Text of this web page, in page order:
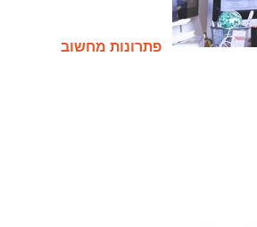
פתרונות מחשוב